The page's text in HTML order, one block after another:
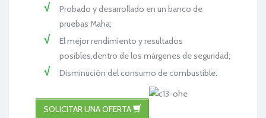
Probado y desarrollado en un banco de
pruebas Maha;
El mejor rendimiento y resultados
posibles,dentro de los márgenes de seguridad;
Disminución del consumo de combustible.
SOLICITAR UNA OFERTA